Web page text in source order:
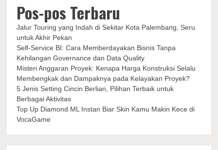
Pos-pos Terbaru
Jalur Touring yang Indah di Sekitar Kota Palembang, Seru
untuk Akhir Pekan
Self-Service BI: Cara Memberdayakan Bisnis Tanpa
Kehilangan Governance dan Data Quality
Misteri Anggaran Proyek: Kenapa Harga Konstruksi Selalu
Membengkak dan Dampaknya pada Kelayakan Proyek?
5 Jenis Setting Cincin Berlian, Pilihan Terbaik untuk
Berbagai Aktivitas
Top Up Diamond ML Instan Biar Skin Kamu Makin Kece di
VocaGame